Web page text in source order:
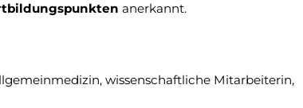
anerkannt.
wissenschaftliche Mitarbeiterin,